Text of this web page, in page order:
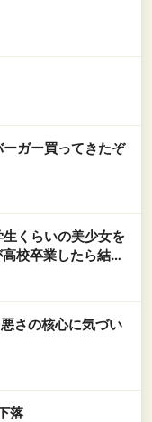
ーガー買ってきたぞ
くらいの美少女を
校卒業したら結婚
さの核心に気づい
落